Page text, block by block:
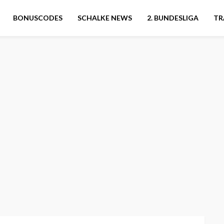
BONUSCODES SCHALKE NEWS 2. BUNDESLIGA